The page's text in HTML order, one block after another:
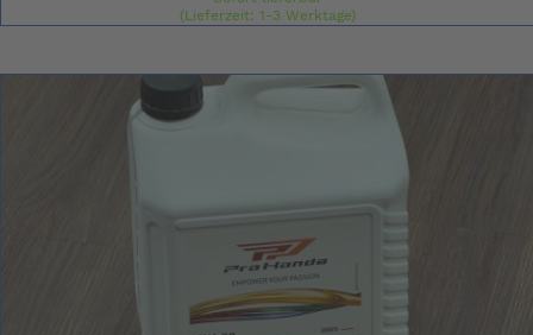
(Lieferzeit: 1-3 Werktage)